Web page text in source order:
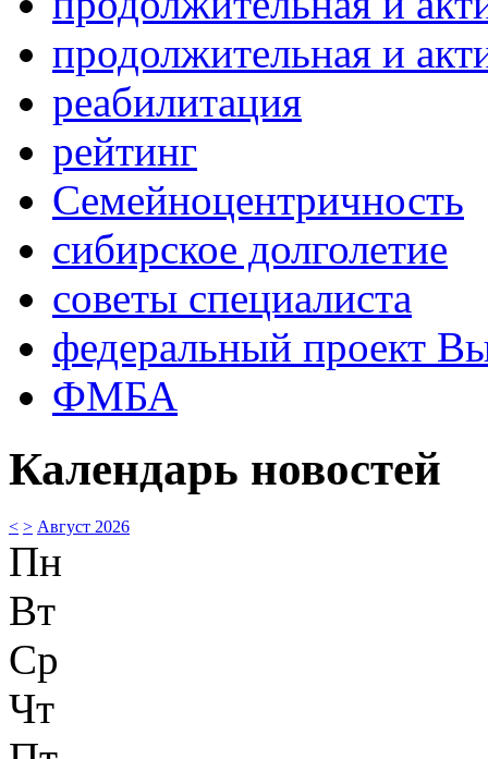
продолжительная и
реабилитация
рейтинг
Семейноцентричность
сибирское долголетие
советы специалиста
федеральный проект
ФМБА
Календарь новостей
< > Август 2026
Пн
Вт
Ср
Чт